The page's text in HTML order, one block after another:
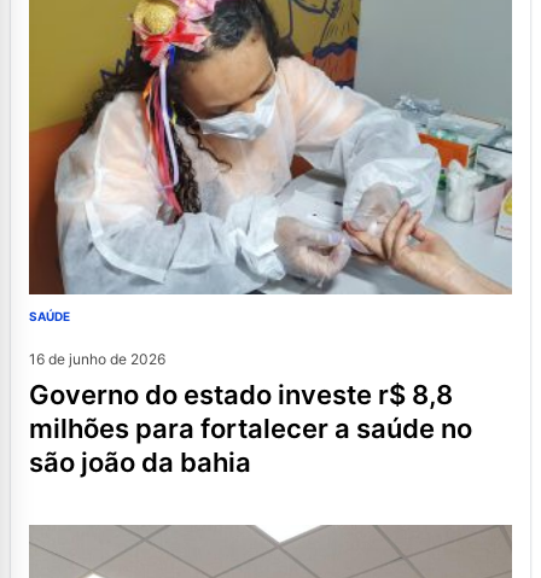
SAÚDE
16 de junho de 2026
governo do estado investe r$ 8,8
milhões para fortalecer a saúde no
são joão da bahia